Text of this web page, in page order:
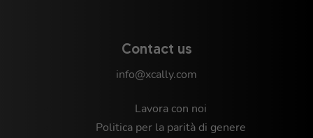
Contact us
info@xcally.com
Lavora con noi
Politica per la parità di genere